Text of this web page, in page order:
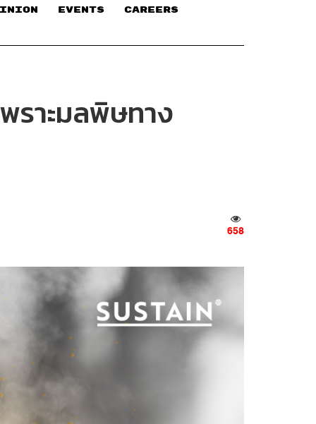
EVENTS CAREERS
ราะมลพิษทาง
658